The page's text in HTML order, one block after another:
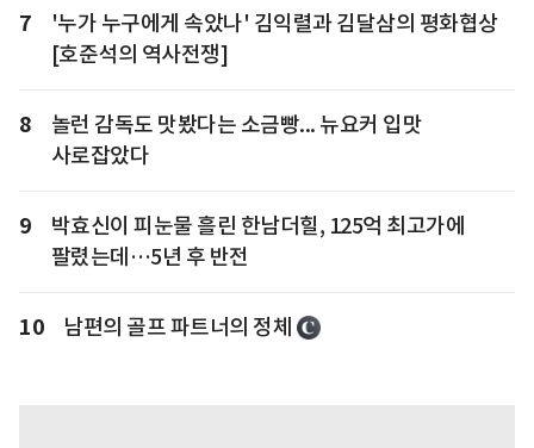
7
'누가 누구에게 속았나' 김익렬과 김달삼의 평화협상
[호준석의 역사전쟁]
8
놀런 감독도 맛봤다는 소금빵... 뉴요커 입맛
사로잡았다
9
박효신이 피눈물 흘린 한남더힐, 125억 최고가에
팔렸는데…5년 후 반전
10 남편의 골프 파트너의 정체